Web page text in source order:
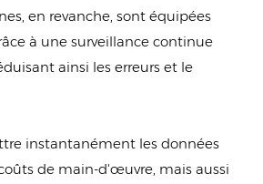
en revanche, sont équipées
à une surveillance continue
ainsi les erreurs et le
instantanément les données
de main-d'œuvre, mais aussi